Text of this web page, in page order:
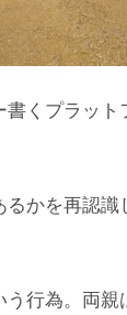
書くプラッ
かを再認識
行為。両親